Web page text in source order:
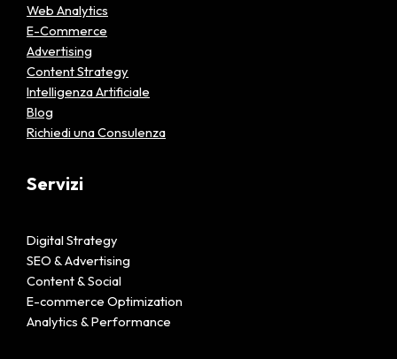
Web Analytics
E-Commerce
Advertising
Content Strategy
Intelligenza Artificiale
Blog
Richiedi una Consulenza
Servizi
Digital Strategy
SEO & Advertising
Content & Social
E-commerce Optimization
Analytics & Performance